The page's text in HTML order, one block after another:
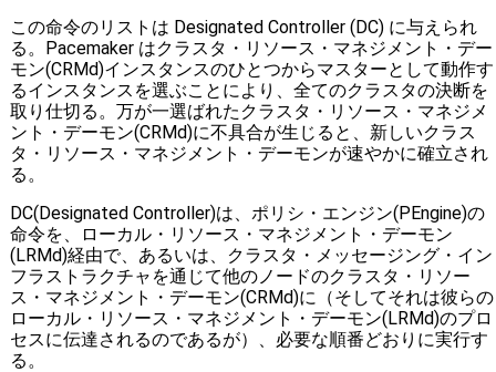
この命令のリストは Designated Controller (DC) に与えられ
る。Pacemaker はクラスタ・リソース・マネジメント・デー
モン(CRMd)インスタンスのひとつからマスターとして動作す
るインスタンスを選ぶことにより、全てのクラスタの決断を
取り仕切る。万が一選ばれたクラスタ・リソース・マネジメ
ント・デーモン(CRMd)に不具合が生じると、新しいクラス
タ・リソース・マネジメント・デーモンが速やかに確立され
る。
DC(Designated Controller)は、ポリシ・エンジン(PEngine)の
命令を、ローカル・リソース・マネジメント・デーモン
(LRMd)経由で、あるいは、クラスタ・メッセージング・イン
フラストラクチャを通じて他のノードのクラスタ・リソー
ス・マネジメント・デーモン(CRMd)に（そしてそれは彼らの
ローカル・リソース・マネジメント・デーモン(LRMd)のプロ
セスに伝達されるのであるが）、必要な順番どおりに実行す
る。